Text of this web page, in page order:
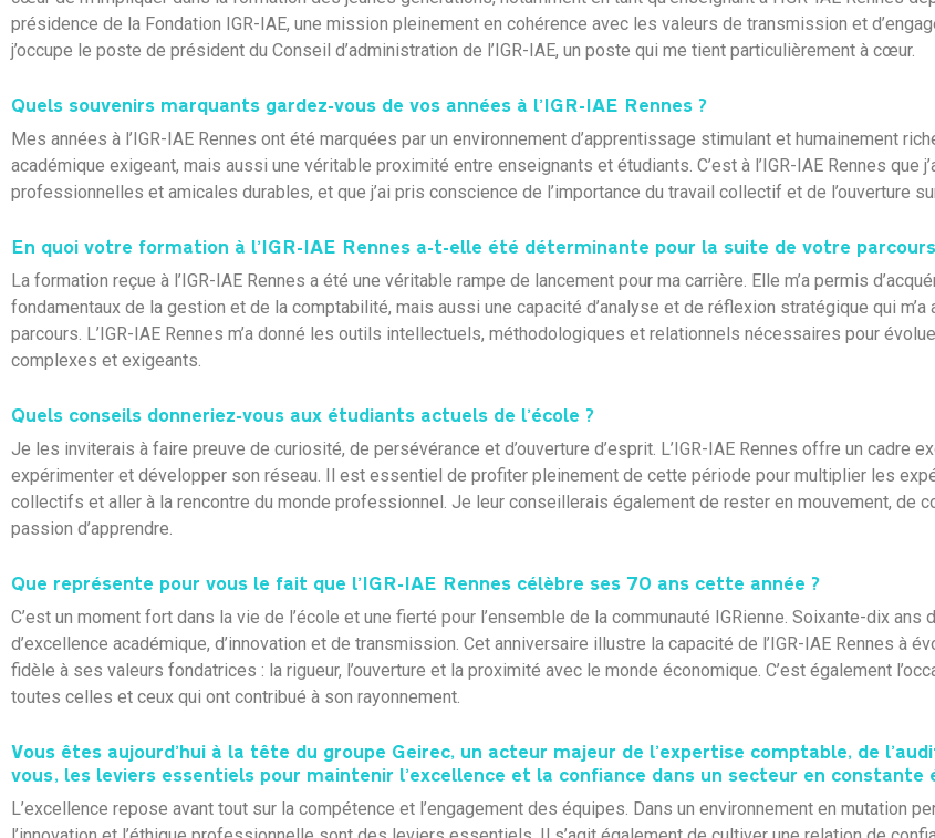
présidence de la Fondation IGR-IAE, une mission pleinement en cohérence avec les valeurs de transmission et
j’occupe le poste de président du Conseil d’administration de l’IGR-IAE, un poste qui me tient particulièrement à cœur.
Quels souvenirs marquants gardez-vous de vos années à l’IGR-IAE Rennes ?
Mes années à l’IGR-IAE Rennes ont été marquées par un environnement d’apprentissage stimulant et humainement
académique exigeant, mais aussi une véritable proximité entre enseignants et étudiants. C’est à l’IGR-IAE Rennes que
professionnelles et amicales durables, et que j’ai pris conscience de l’importance du travail collectif et de l’ouverture
En quoi votre formation à l’IGR-IAE Rennes a-t-elle été déterminante pour la suite de votre
La formation reçue à l’IGR-IAE Rennes a été une véritable rampe de lancement pour ma carrière. Elle m’a permis
fondamentaux de la gestion et de la comptabilité, mais aussi une capacité d’analyse et de réflexion stratégique qui m’a
parcours. L’IGR-IAE Rennes m’a donné les outils intellectuels, méthodologiques et relationnels nécessaires pour
complexes et exigeants.
Quels conseils donneriez-vous aux étudiants actuels de l’école ?
Je les inviterais à faire preuve de curiosité, de persévérance et d’ouverture d’esprit. L’IGR-IAE Rennes offre un cadre
expérimenter et développer son réseau. Il est essentiel de profiter pleinement de cette période pour multiplier les
collectifs et aller à la rencontre du monde professionnel. Je leur conseillerais également de rester en mouvement, de
passion d’apprendre.
Que représente pour vous le fait que l’IGR-IAE Rennes célèbre ses 70 ans cette année ?
C’est un moment fort dans la vie de l’école et une fierté pour l’ensemble de la communauté IGRienne. Soixante-dix ans
d’excellence académique, d’innovation et de transmission. Cet anniversaire illustre la capacité de l’IGR-IAE Rennes à
fidèle à ses valeurs fondatrices : la rigueur, l’ouverture et la proximité avec le monde économique. C’est également
toutes celles et ceux qui ont contribué à son rayonnement.
Vous êtes aujourd’hui à la tête du groupe Geirec, un acteur majeur de l’expertise comptable, de
vous, les leviers essentiels pour maintenir l’excellence et la confiance dans un secteur en constante
L’excellence repose avant tout sur la compétence et l’engagement des équipes. Dans un environnement en mutation